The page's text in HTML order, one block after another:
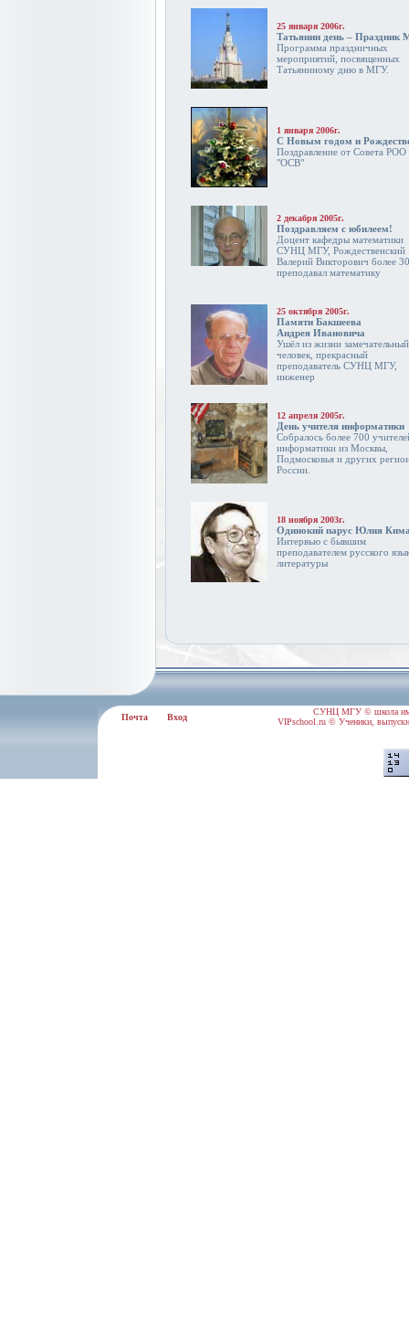
25 января 2006г.
Татьянин день – Праздник
Программа праздничных
мероприятий, посвященных
Татьяниному дню в МГУ.
1 января 2006г.
С Новым годом и
Поздравление от Совета РОО
"ОСВ"
2 декабря 2005г.
Поздравляем с юбилеем!
Доцент кафедры математики
СУНЦ МГУ, Рождественский
Валерий Викторович более
преподавал математику
25 октября 2005г.
Памяти Бакшеева
Андрея Ивановича
Ушёл из жизни замечательный
человек, прекрасный
преподаватель СУНЦ МГУ,
инженер
12 апреля 2005г.
День учителя информатики
Собралось более 700
информатики из Москвы,
Подмосковья и других
России.
18 ноября 2003г.
Одинокий парус Юлия
Интервью с бывшим
преподавателем русского
литературы
Почта Вход
СУНЦ МГУ © школа
VIPschool.ru © Ученики,